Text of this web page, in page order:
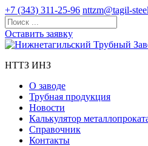
+7 (343) 311-25-96 nttzm@tagil-
Оставить заявку
НТТЗ ИНЗ
О заводе
Трубная продукция
Новости
Калькулятор
Справочник
Контакты